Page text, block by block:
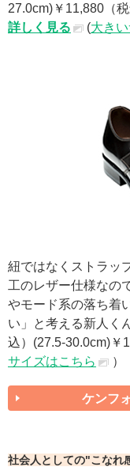
27.0cm)￥11,880（
詳しく見る
(大き
紐ではなくストラッ
工のレザー仕様なの
やモード系の落ち着
い」と考える新人く
込）(27.5-30.0cm)￥
サイズはこちら
）
ケンフ
社会人としての"こなれ